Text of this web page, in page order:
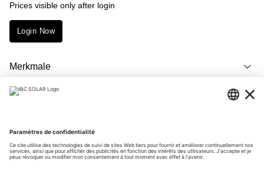
Prices visible only after login
Login Now
Merkmale
Téléchargements